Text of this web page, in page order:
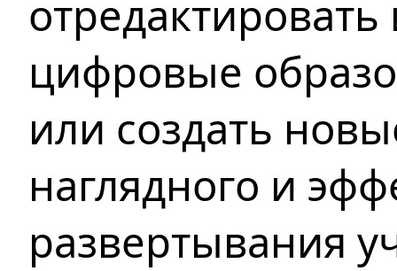
цифровые
или создать
наглядного и
развертывания